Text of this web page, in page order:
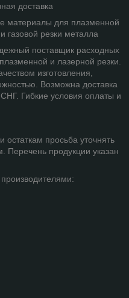
доставка
для плазменной
газовой резки металла
поставщик расходных
и лазерной резки.
изготовления,
Возможна доставка
Гибкие условия оплаты и
просьба уточнять
Перечень продукции указан